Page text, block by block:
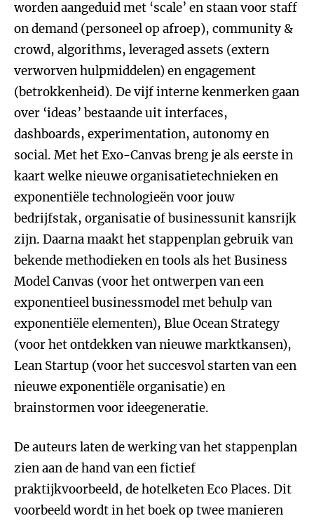
worden aangeduid met ‘scale’ en staan voor staff
on demand (personeel op afroep), community &
crowd, algorithms, leveraged assets (extern
verworven hulpmiddelen) en engagement
(betrokkenheid). De vijf interne kenmerken gaan
over ‘ideas’ bestaande uit interfaces,
dashboards, experimentation, autonomy en
social. Met het Exo-Canvas breng je als eerste in
kaart welke nieuwe organisatietechnieken en
exponentiële technologieën voor jouw
bedrijfstak, organisatie of businessunit kansrijk
zijn. Daarna maakt het stappenplan gebruik van
bekende methodieken en tools als het Business
Model Canvas (voor het ontwerpen van een
exponentieel businessmodel met behulp van
exponentiële elementen), Blue Ocean Strategy
(voor het ontdekken van nieuwe marktkansen),
Lean Startup (voor het succesvol starten van een
nieuwe exponentiële organisatie) en
brainstormen voor ideegeneratie.
De auteurs laten de werking van het stappenplan
zien aan de hand van een fictief
praktijkvoorbeeld, de hotelketen Eco Places. Dit
voorbeeld wordt in het boek op twee manieren